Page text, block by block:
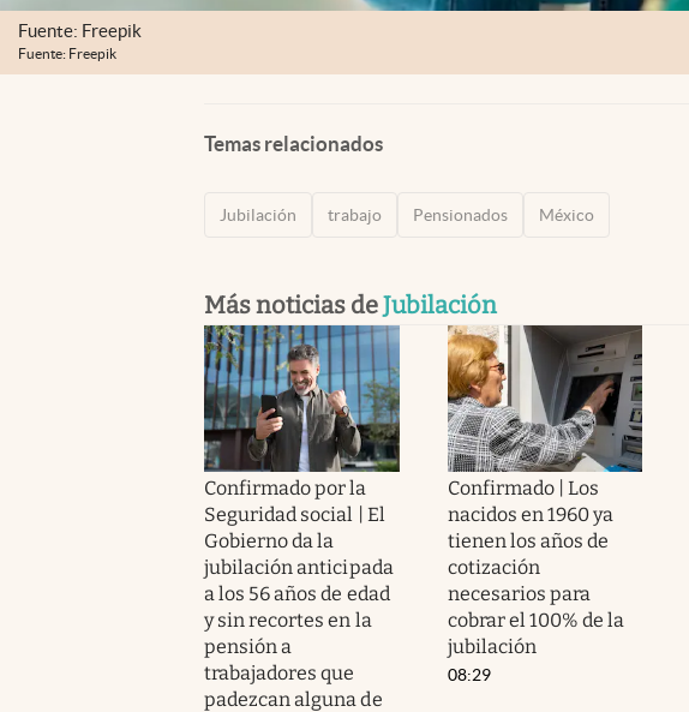
Fuente: Freepik
Fuente: Freepik
Temas relacionados
Jubilación trabajo Pensionados México
Más noticias deJubilación
Confirmado por la
Seguridad social | El
Gobierno da la
jubilación anticipada
a los 56 años de edad
y sin recortes en la
pensión a
trabajadores que
padezcan alguna de
Confirmado | Los
nacidos en 1960 ya
tienen los años de
cotización
necesarios para
cobrar el 100% de la
jubilación
08:29